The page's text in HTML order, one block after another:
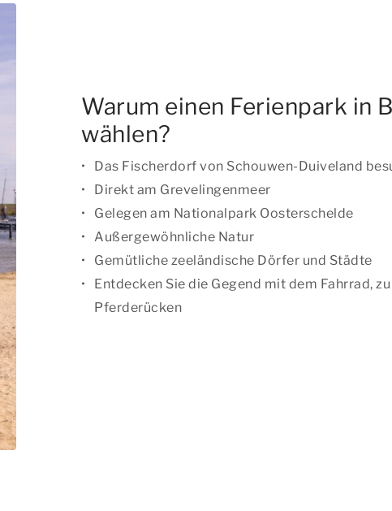
Warum einen Ferienpark in
wählen?
Das Fischerdorf von Schouwen-Duiveland
Direkt am Grevelingenmeer
Gelegen am Nationalpark Oosterschelde
Außergewöhnliche Natur
Gemütliche zeeländische Dörfer und Städte
Entdecken Sie die Gegend mit dem Fahrrad,
Pferderücken